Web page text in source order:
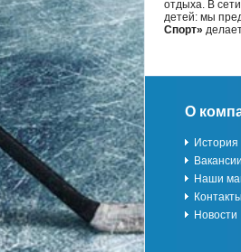
отдыха. В
детей: мы
Спорт»
О
История
Вакансии
Наши
Контакты
Новости